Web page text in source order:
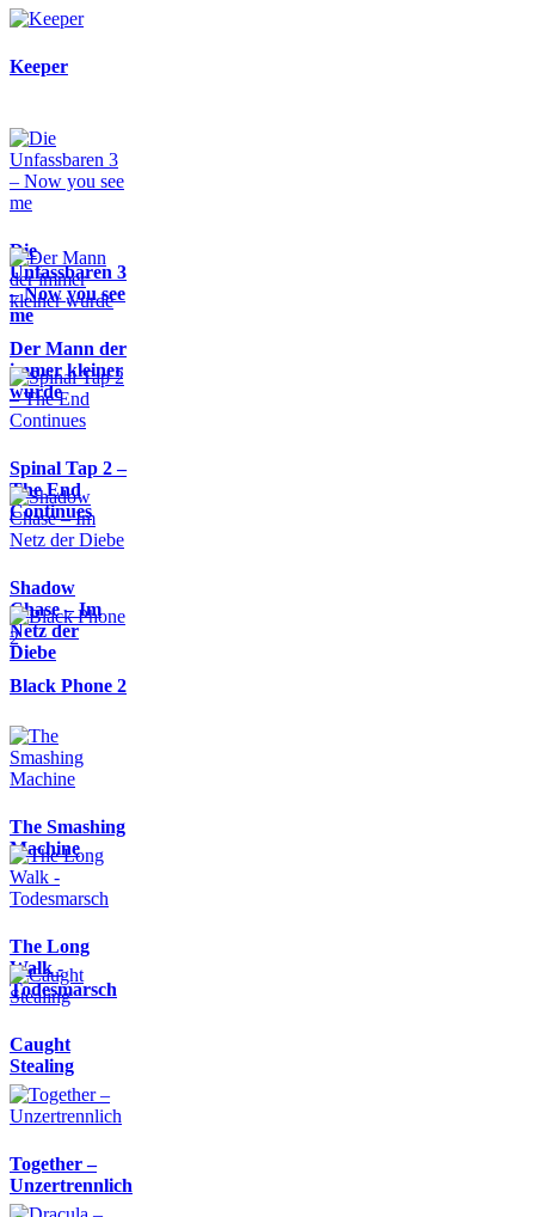
Keeper
Die
Unfassbaren 3
– Now you see
me
Der Mann der
immer kleiner
wurde
Spinal Tap 2 –
The End
Continues
Shadow
Chase – Im
Netz der
Diebe
Black Phone 2
The Smashing
Machine
The Long
Walk -
Todesmarsch
Caught
Stealing
Together –
Unzertrennlich